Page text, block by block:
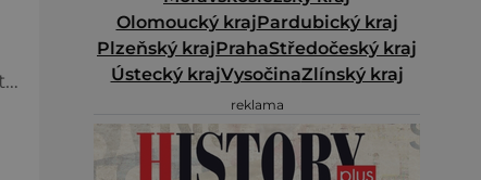
Olomoucký krajPardubický kraj
Plzeňský krajPrahaStředočeský kraj
Ústecký krajVysočinaZlínský kraj
reklama